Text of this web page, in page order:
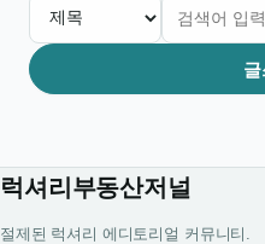
럭셔리부동산저널
절제된 럭셔리 에디토리얼 커뮤니티.